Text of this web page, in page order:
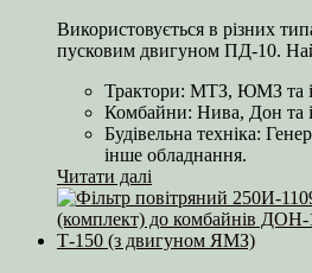
Використовується в різних
пусковим двигуном ПД-10.
Трактори: МТЗ, ЮМЗ та
Комбайни: Нива, Дон та
Будівельна техніка:
інше обладнання.
Читати далі